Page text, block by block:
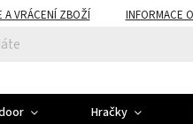
A VRÁCENÍ ZBOŽÍ INFORMACE
Hračky